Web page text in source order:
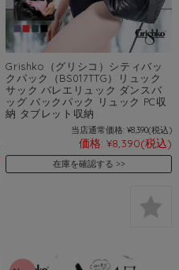
Grishko（グリシコ）シティバッ
クパック（BS017TTG）リュック
サック バレエリュック ダンスバ
ッグ バックパック リュック PC収
納 タブレット収納
当店通常価格: ¥8,390(税込)
価格: ¥8,390(税込)
在庫を確認する